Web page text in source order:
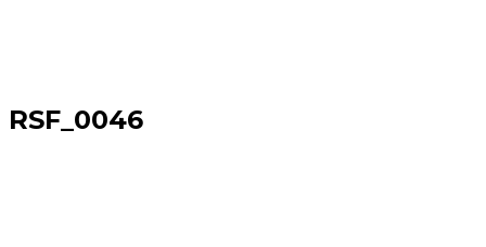
RSF_0046